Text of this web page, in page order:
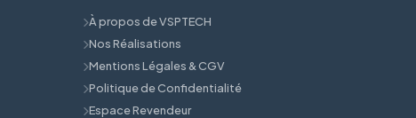
À propos de VSPTECH
Nos Réalisations
Mentions Légales & CGV
Politique de Confidentialité
Espace Revendeur